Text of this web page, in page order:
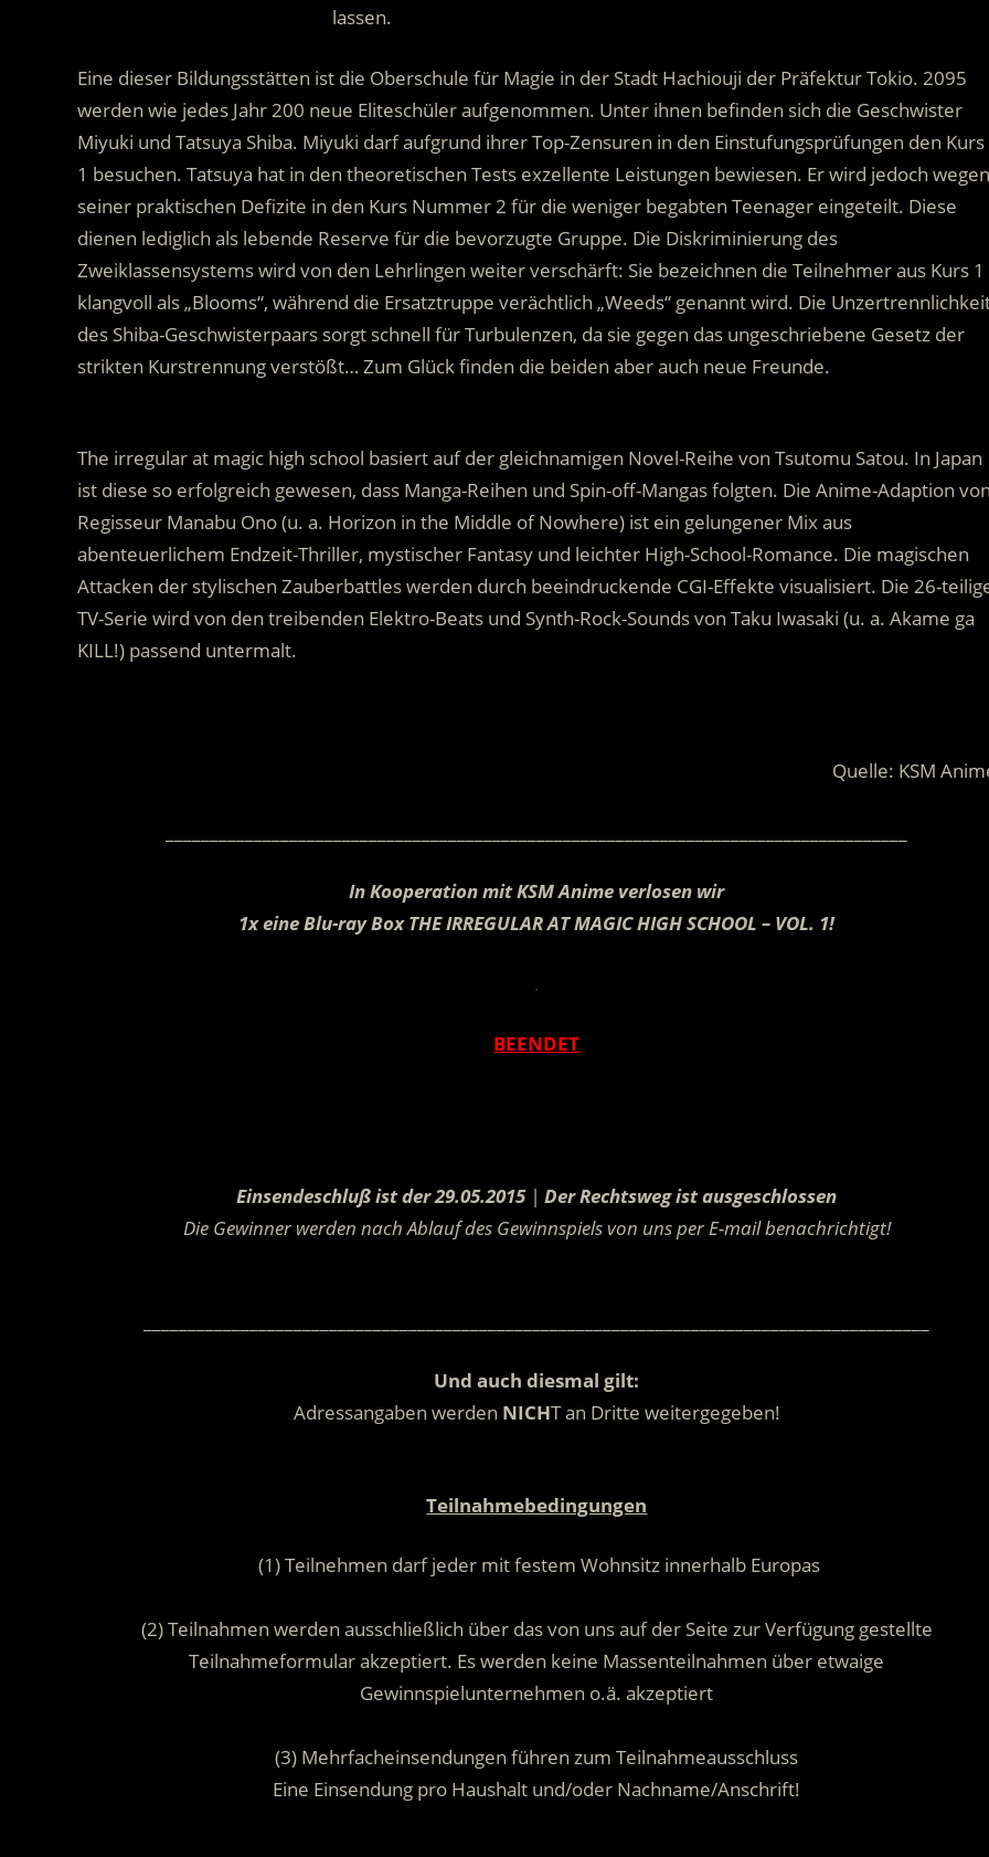
lassen.
Eine dieser Bildungsstätten ist die Oberschule für Magie in der Stadt Hachiouji der Präfektur Tokio. 2095
werden wie jedes Jahr 200 neue Eliteschüler aufgenommen. Unter ihnen befinden sich die Geschwister
Miyuki und Tatsuya Shiba. Miyuki darf aufgrund ihrer Top-Zensuren in den Einstufungsprüfungen den Kurs
1 besuchen. Tatsuya hat in den theoretischen Tests exzellente Leistungen bewiesen. Er wird jedoch wegen
seiner praktischen Defizite in den Kurs Nummer 2 für die weniger begabten Teenager eingeteilt. Diese
dienen lediglich als lebende Reserve für die bevorzugte Gruppe. Die Diskriminierung des
Zweiklassensystems wird von den Lehrlingen weiter verschärft: Sie bezeichnen die Teilnehmer aus Kurs 1
klangvoll als „Blooms“, während die Ersatztruppe verächtlich „Weeds“ genannt wird. Die
des Shiba-Geschwisterpaars sorgt schnell für Turbulenzen, da sie gegen das ungeschriebene Gesetz der
strikten Kurstrennung verstößt… Zum Glück finden die beiden aber auch neue Freunde.
The irregular at magic high school basiert auf der gleichnamigen Novel-Reihe von Tsutomu Satou. In Japan
ist diese so erfolgreich gewesen, dass Manga-Reihen und Spin-off-Mangas folgten. Die Anime-Adaption
Regisseur Manabu Ono (u. a. Horizon in the Middle of Nowhere) ist ein gelungener Mix aus
abenteuerlichem Endzeit-Thriller, mystischer Fantasy und leichter High-School-Romance. Die magischen
Attacken der stylischen Zauberbattles werden durch beeindruckende CGI-Effekte visualisiert. Die 26-
TV-Serie wird von den treibenden Elektro-Beats und Synth-Rock-Sounds von Taku Iwasaki (u. a. Akame ga
KILL!) passend untermalt.
Quelle: KSM
In Kooperation mit KSM Anime verlosen wir
1x eine Blu-ray Box THE IRREGULAR AT MAGIC HIGH SCHOOL – VOL. 1!
.
BEENDET
Einsendeschluß ist der 29.05.2015|Der Rechtsweg ist ausgeschlossen
Die Gewinner werden nach Ablauf des Gewinnspiels von uns per E-mail benachrichtigt!
Und auch diesmal gilt:
Adressangaben werden NICHT an Dritte weitergegeben!
Teilnahmebedingungen
(1) Teilnehmen darf jeder mit festem Wohnsitz innerhalb Europas
(2) Teilnahmen werden ausschließlich über das von uns auf der Seite zur Verfügung gestellte
Teilnahmeformular akzeptiert. Es werden keine Massenteilnahmen über etwaige
Gewinnspielunternehmen o.ä. akzeptiert
(3) Mehrfacheinsendungen führen zum Teilnahmeausschluss
Eine Einsendung pro Haushalt und/oder Nachname/Anschrift!